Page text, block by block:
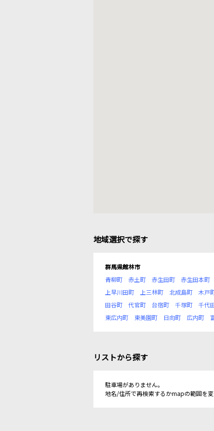
地域選択で探す
群馬県館林市
青柳町
赤土町 赤生田町 赤生田本町
上早川田町
上三林町 北成島町 木戸
田谷町
代官町 台宿町 千塚町 千代
東広内町
東美園町 日向町 広内町
リストから探す
駐車場がありません。
地名/住所で再検索するかmapの範囲を変